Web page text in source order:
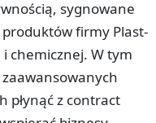
sygnowane
firmy Plast-
chemicznej. W tym
płynąć z contract